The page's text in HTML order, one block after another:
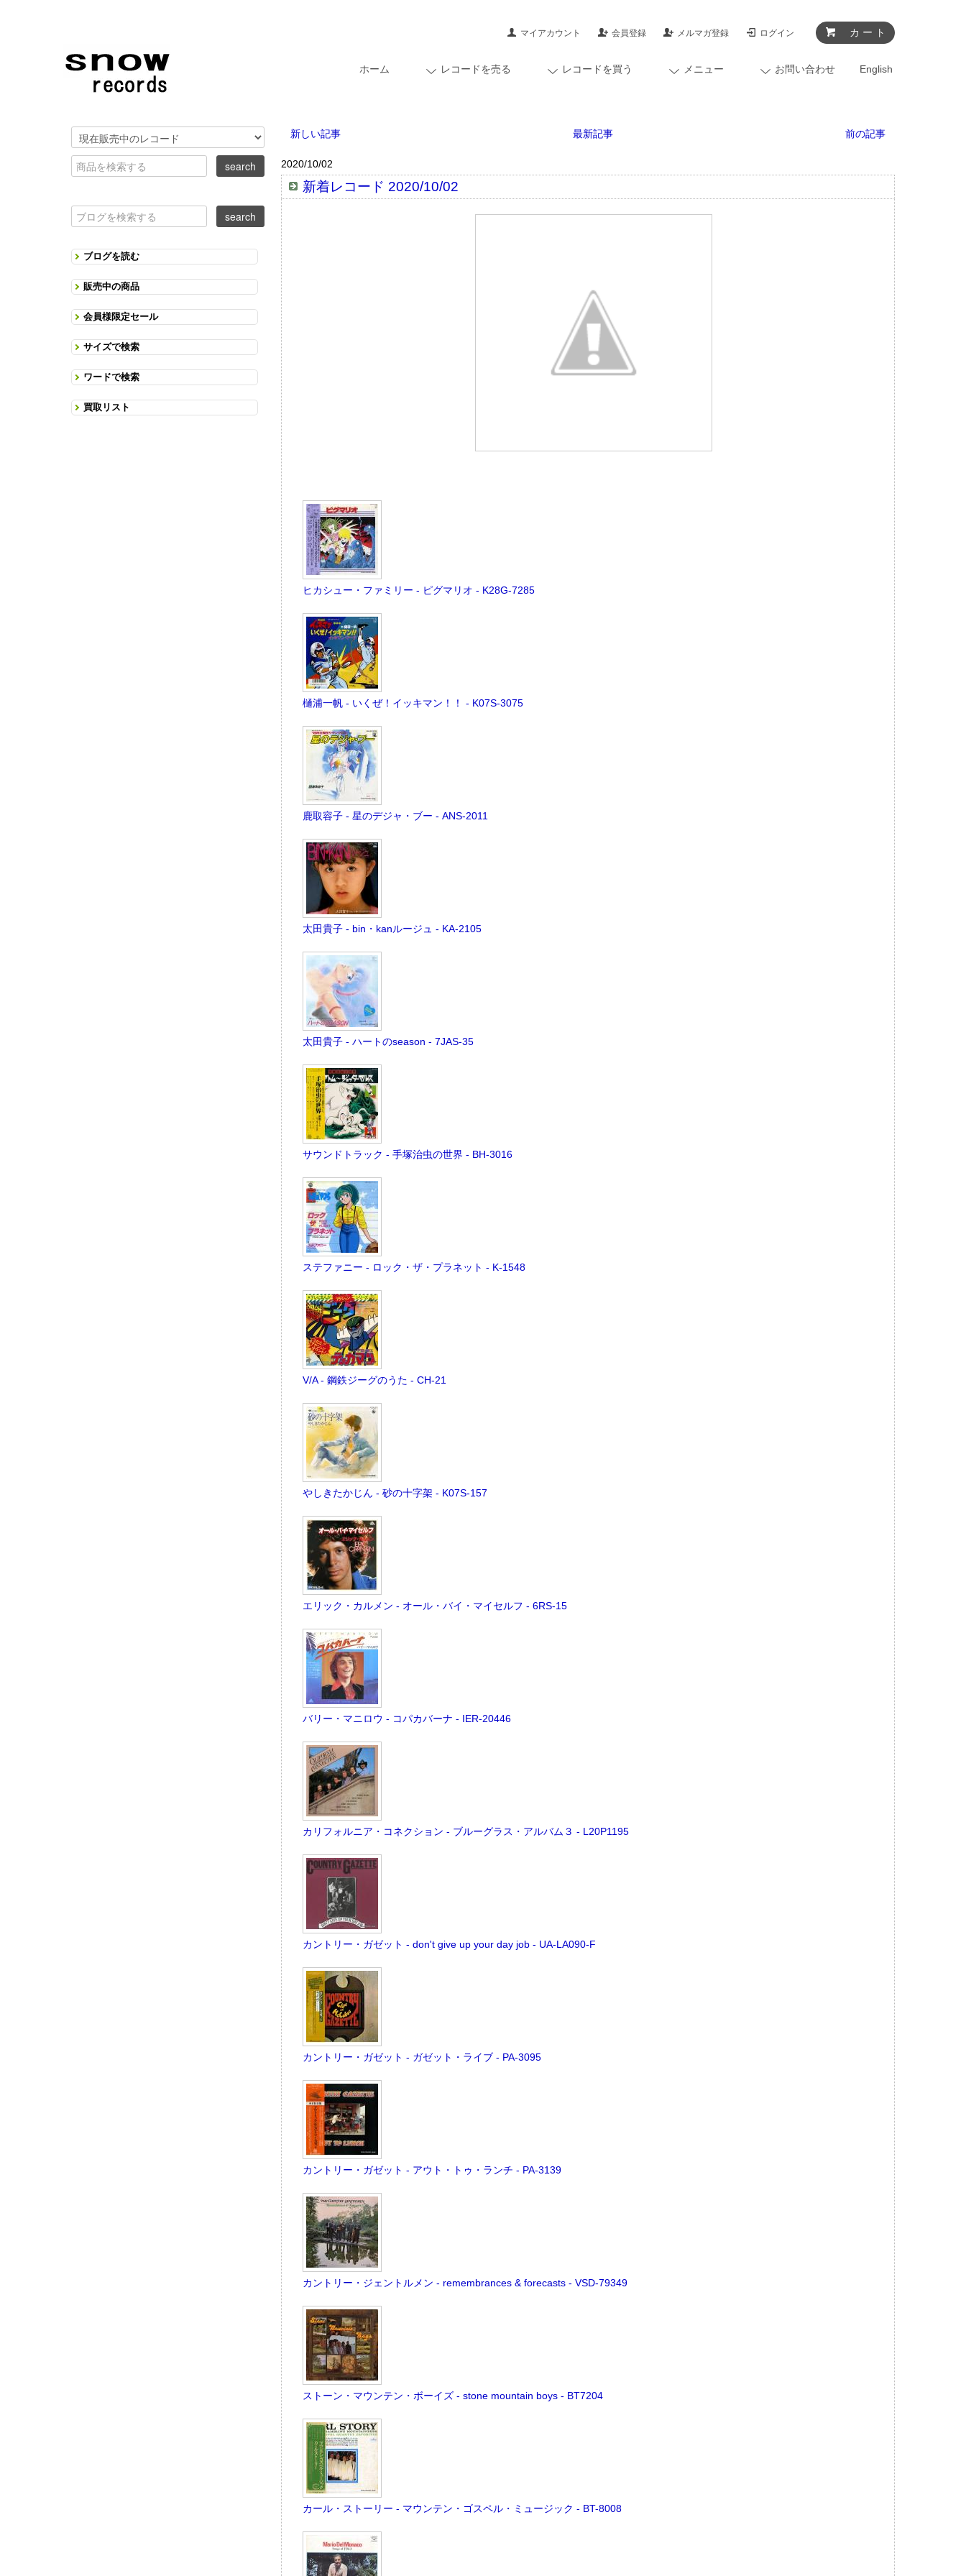
カ ー ト
マイアカウント 会員登録 メルマガ登録 ログイン
ホーム レコードを売る レコードを買う メニュー お問い合わせ English
新しい記事 最新記事 前の記事
2020/10/02
新着レコード 2020/10/02
ヒカシュー・ファミリー - ピグマリオ - K28G-7285
樋浦一帆 - いくぜ！イッキマン！！ - K07S-3075
鹿取容子 - 星のデジャ・ブー - ANS-2011
太田貴子 - bin・kanルージュ - KA-2105
太田貴子 - ハートのseason - 7JAS-35
サウンドトラック - 手塚治虫の世界 - BH-3016
ステファニー - ロック・ザ・プラネット - K-1548
V/A - 鋼鉄ジーグのうた - CH-21
やしきたかじん - 砂の十字架 - K07S-157
エリック・カルメン - オール・バイ・マイセルフ - 6RS-15
バリー・マニロウ - コパカバーナ - IER-20446
カリフォルニア・コネクション - ブルーグラス・アルバム３ - L20P1195
カントリー・ガゼット - don't give up your day job - UA-LA090-F
カントリー・ガゼット - ガゼット・ライブ - PA-3095
カントリー・ガゼット - アウト・トゥ・ランチ - PA-3139
カントリー・ジェントルメン - remembrances & forecasts - VSD-79349
ストーン・マウンテン・ボーイズ - stone mountain boys - BT7204
カール・ストーリー - マウンテン・ゴスペル・ミュージック - BT-8008
ブログを読む
販売中の商品
会員様限定セール
サイズで検索
ワードで検索
買取リスト